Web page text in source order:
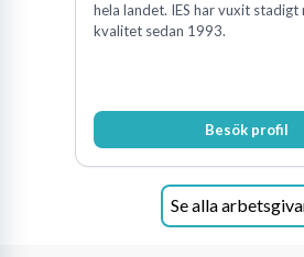
hela landet. IES har vuxit stadigt
kvalitet sedan 1993.
Besök profil
Se alla